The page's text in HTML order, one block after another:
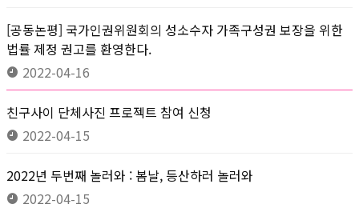
[공동논평] 국가인권위원회의 성소수자 가족구성권 보장을 위한
법률 제정 권고를 환영한다.
2022-04-16
친구사이 단체사진 프로젝트 참여 신청
2022-04-15
2022년 두번째 놀러와 : 봄날, 등산하러 놀러와
2022-04-15